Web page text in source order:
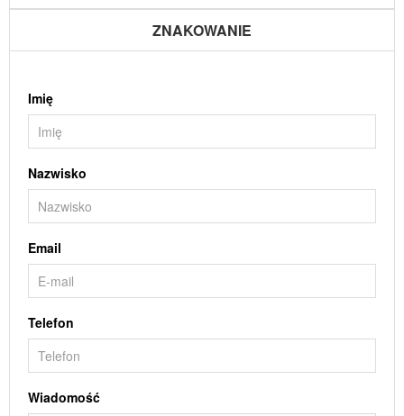
ZNAKOWANIE
Imię
Nazwisko
Email
Telefon
Wiadomość